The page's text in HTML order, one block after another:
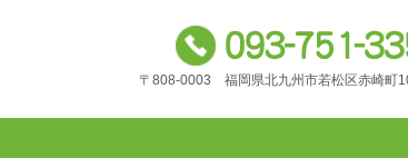
〒808-0003 福岡県北九州市若松区赤崎町